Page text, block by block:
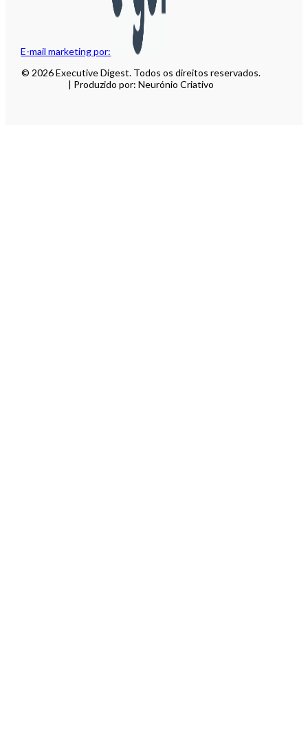
E-mail marketing por:
© 2026 Executive Digest. Todos os direitos reservados.
| Produzido por: Neurónio Criativo